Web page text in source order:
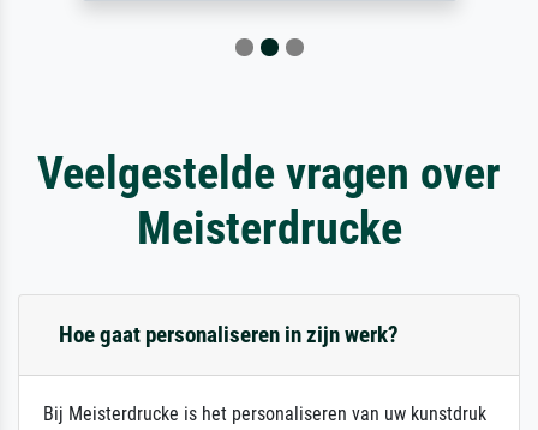
Veelgestelde vragen over
Meisterdrucke
Hoe gaat personaliseren in zijn werk?
Bij Meisterdrucke is het personaliseren van uw kunstdruk